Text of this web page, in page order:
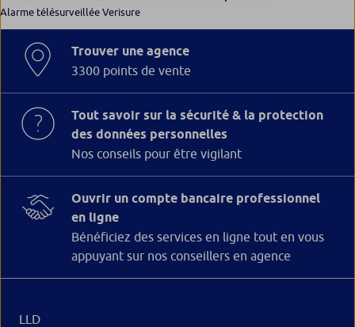
Alarme télésurveillée Verisure
Trouver une agence
3300 points de vente
Tout savoir sur la sécurité & la protection
des données personnelles
Nos conseils pour être vigilant
Ouvrir un compte bancaire professionnel
en ligne
Bénéficiez des services en ligne tout en vous
appuyant sur nos conseillers en agence
LLD